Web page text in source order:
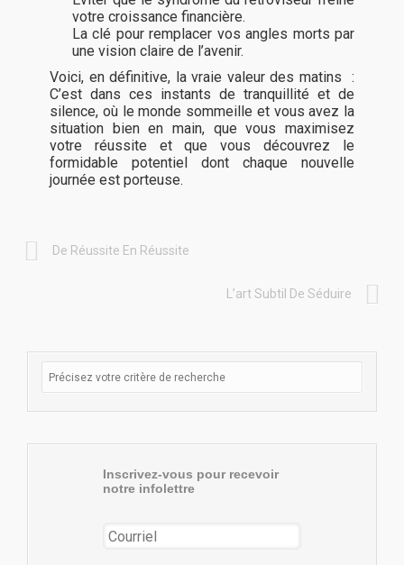
votre croissance financière.
La clé pour remplacer vos angles morts par
une vision claire de l’avenir.
Voici, en définitive, la vraie valeur des matins :
C’est dans ces instants de tranquillité et de
silence, où le monde sommeille et vous avez la
situation bien en main, que vous maximisez
votre réussite et que vous découvrez le
formidable potentiel dont chaque nouvelle
journée est porteuse.
De Réussite En Réussite
L’art Subtil De Séduire
Inscrivez-vous pour recevoir
notre infolettre